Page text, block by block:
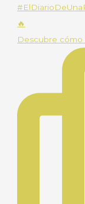
Descubre cómo